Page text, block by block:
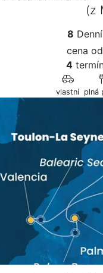
(z
8
cena od
4
vlastní plná